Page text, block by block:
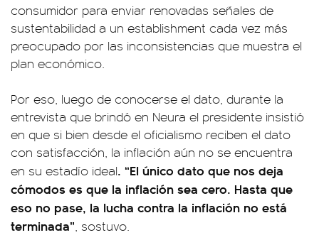
consumidor para enviar renovadas señales de
sustentabilidad a un establishment cada vez más
preocupado por las inconsistencias que muestra el
plan económico.
Por eso, luego de conocerse el dato, durante la
entrevista que brindó en Neura el presidente insistió
en que si bien desde el oficialismo reciben el dato
con satisfacción, la inflación aún no se encuentra
en su estadío ideal. “El único dato que nos deja
cómodos es que la inflación sea cero. Hasta que
eso no pase, la lucha contra la inflación no está
terminada”, sostuvo.